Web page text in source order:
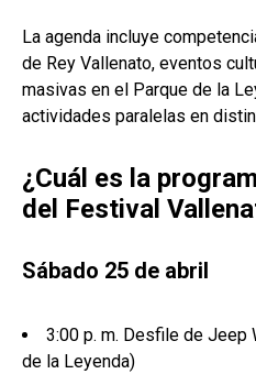
La agenda incluye
de Rey Vallenato, eventos
masivas en el Parque de la
actividades paralelas en
¿Cuál es la
del Festival
Sábado 25 de abril
3:00 p. m. Desfile de Jeep
de la Leyenda)